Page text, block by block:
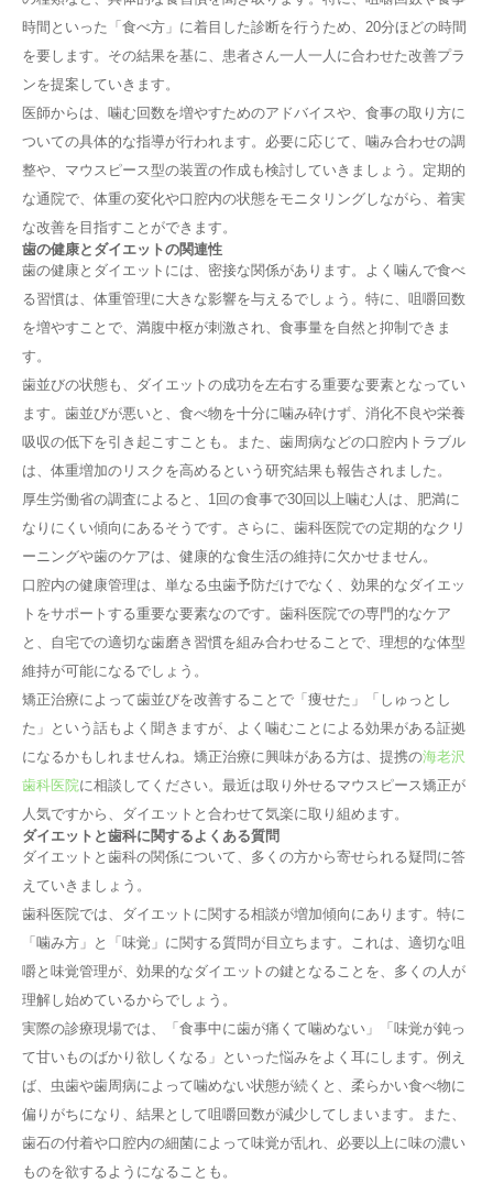
時間といった「食べ方」に着目した診断を行うため、20分ほどの時間
を要します。その結果を基に、患者さん一人一人に合わせた改善プラ
ンを提案していきます。
医師からは、噛む回数を増やすためのアドバイスや、食事の取り方に
ついての具体的な指導が行われます。必要に応じて、噛み合わせの調
整や、マウスピース型の装置の作成も検討していきましょう。定期的
な通院で、体重の変化や口腔内の状態をモニタリングしながら、着実
な改善を目指すことができます。
歯の健康とダイエットの関連性
歯の健康とダイエットには、密接な関係があります。よく噛んで食べ
る習慣は、体重管理に大きな影響を与えるでしょう。特に、咀嚼回数
を増やすことで、満腹中枢が刺激され、食事量を自然と抑制できま
す。
歯並びの状態も、ダイエットの成功を左右する重要な要素となってい
ます。歯並びが悪いと、食べ物を十分に噛み砕けず、消化不良や栄養
吸収の低下を引き起こすことも。また、歯周病などの口腔内トラブル
は、体重増加のリスクを高めるという研究結果も報告されました。
厚生労働省の調査によると、1回の食事で30回以上噛む人は、肥満に
なりにくい傾向にあるそうです。さらに、歯科医院での定期的なクリ
ーニングや歯のケアは、健康的な食生活の維持に欠かせません。
口腔内の健康管理は、単なる虫歯予防だけでなく、効果的なダイエッ
トをサポートする重要な要素なのです。歯科医院での専門的なケア
と、自宅での適切な歯磨き習慣を組み合わせることで、理想的な体型
維持が可能になるでしょう。
矯正治療によって歯並びを改善することで「痩せた」「しゅっとし
た」という話もよく聞きますが、よく噛むことによる効果がある証拠
になるかもしれませんね。矯正治療に興味がある方は、提携の海老沢
歯科医院に相談してください。最近は取り外せるマウスピース矯正が
人気ですから、ダイエットと合わせて気楽に取り組めます。
ダイエットと歯科に関するよくある質問
ダイエットと歯科の関係について、多くの方から寄せられる疑問に答
えていきましょう。
歯科医院では、ダイエットに関する相談が増加傾向にあります。特に
「噛み方」と「味覚」に関する質問が目立ちます。これは、適切な咀
嚼と味覚管理が、効果的なダイエットの鍵となることを、多くの人が
理解し始めているからでしょう。
実際の診療現場では、「食事中に歯が痛くて噛めない」「味覚が鈍っ
て甘いものばかり欲しくなる」といった悩みをよく耳にします。例え
ば、虫歯や歯周病によって噛めない状態が続くと、柔らかい食べ物に
偏りがちになり、結果として咀嚼回数が減少してしまいます。また、
歯石の付着や口腔内の細菌によって味覚が乱れ、必要以上に味の濃い
ものを欲するようになることも。